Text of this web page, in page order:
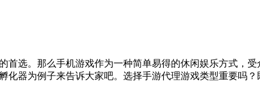
选。那么手机游戏作为一种简单易得的休闲娱乐方式，
器为例子来告诉大家吧。选择手游代理游戏类型重要吗